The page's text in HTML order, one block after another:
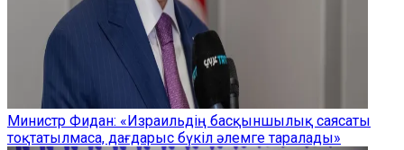
Министр Фидан: «Израильдің басқыншылық саясаты
тоқтатылмаса, дағдарыс бүкіл әлемге таралады»